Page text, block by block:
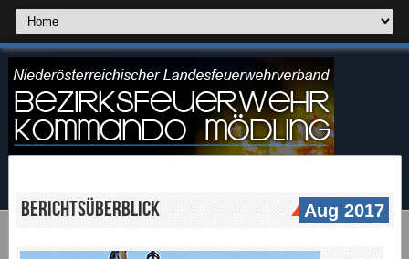
Berichtsüberblick Aug 2017